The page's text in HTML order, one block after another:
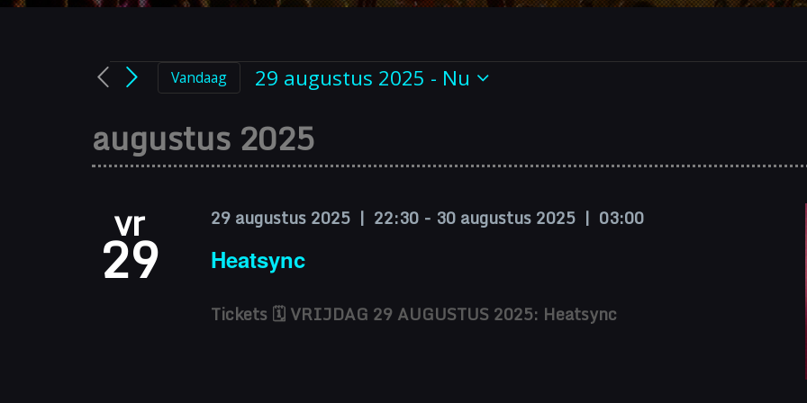
Evenementen
Vandaag 29 augustus 2025 - Nu
een
datum.
augustus 2025
vr
29 Heatsync
29 augustus 2025 | 22:30- 30 augustus 2025 | 03:00
Tickets 🗓 VRIJDAG 29 AUGUSTUS 2025: Heatsync